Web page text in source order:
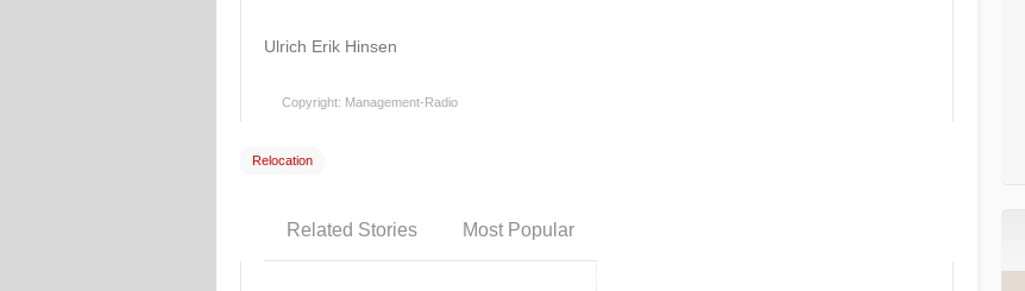
Ulrich Erik Hinsen
Copyright: Management-Radio
Relocation
Related Stories Most Popular